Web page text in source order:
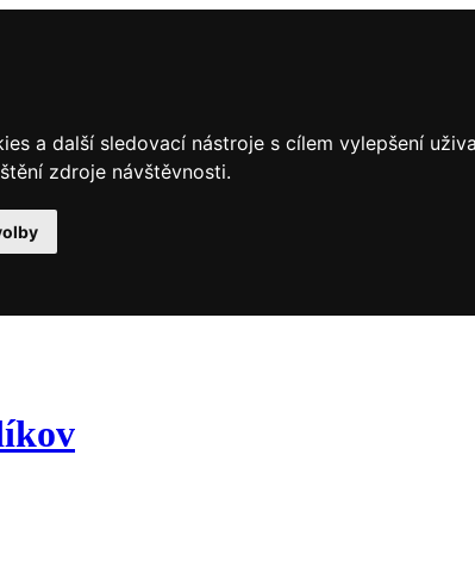
a další sledovací nástroje s cílem vylepšení
zdroje návštěvnosti.